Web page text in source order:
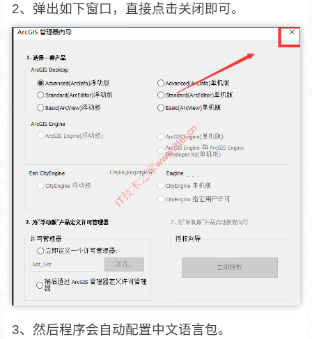
2、弹出如下窗口，直接点击关闭即可。
3、然后程序会自动配置中文语言包。